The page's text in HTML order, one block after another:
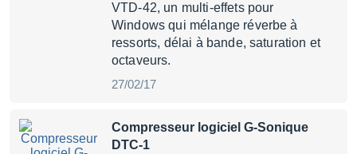
VTD-42, un multi-effets pour
Windows qui mélange réverbe à
ressorts, délai à bande, saturation et
octaveurs.
27/02/17
Compresseur logiciel G-Sonique
DTC-1